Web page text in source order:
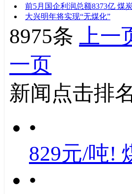
前5月国企利润总额8373亿 煤
大兴明年将实现“无煤化”
8975条 上一
一页
新闻点击排名
•
829元/吨!
•